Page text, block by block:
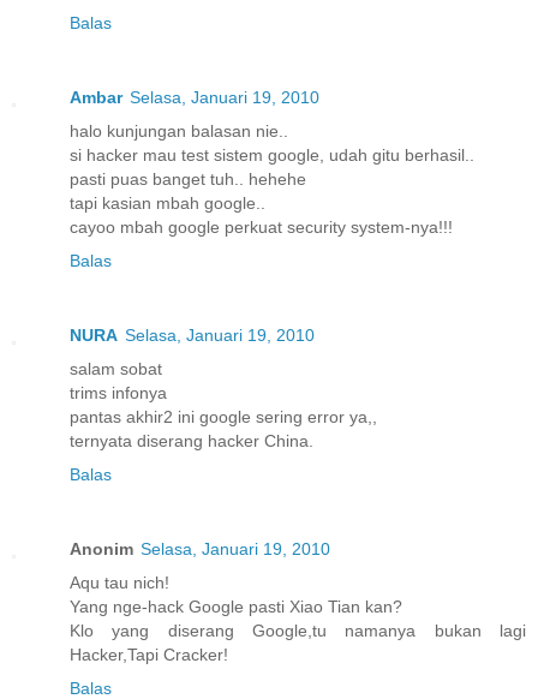
Balas
Ambar Selasa, Januari 19, 2010
halo kunjungan balasan nie..
si hacker mau test sistem google, udah gitu berhasil..
pasti puas banget tuh.. hehehe
tapi kasian mbah google..
cayoo mbah google perkuat security system-nya!!!
Balas
NURA Selasa, Januari 19, 2010
salam sobat
trims infonya
pantas akhir2 ini google sering error ya,,
ternyata diserang hacker China.
Balas
Anonim Selasa, Januari 19, 2010
Aqu tau nich!
Yang nge-hack Google pasti Xiao Tian kan?
Klo yang diserang Google,tu namanya bukan lagi
Hacker,Tapi Cracker!
Balas